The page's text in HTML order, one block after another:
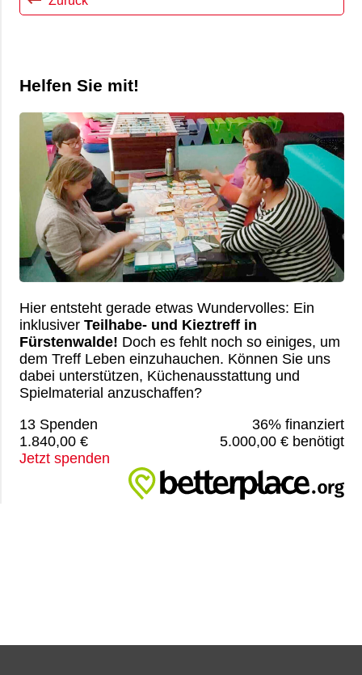
Suchtberatung
Selbsthilfekontaktstelle im
„Zimmer mit Aussicht“
Helferkreis
Mehrgenerationenhaus
Eltern-Kind-Zentrum Briesen
Kietztreff im „Zimmer mit Aussicht“
Übersicht
Spenden
Kontakt
Helfen Sie mit!
Hier entsteht gerade etwas Wundervolles: Ein
inklusiverTeilhabe- und Kieztreff in
Fürstenwalde! Doch es fehlt noch so einiges, um
dem Treff Leben einzuhauchen. Können Sie uns
dabei unterstützen, Küchenausstattung und
Spielmaterial anzuschaffen?
13 Spenden
36% finanziert
1.840,00 €
5.000,00 € benötigt
Jetzt spenden